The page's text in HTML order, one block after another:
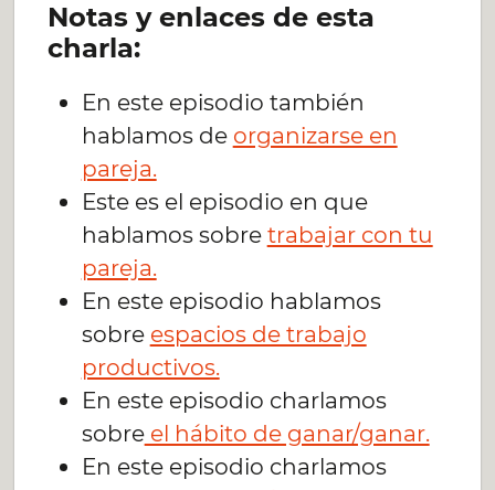
Notas y enlaces de esta
charla:
En este episodio también
hablamos de organizarse en
pareja.
Este es el episodio en que
hablamos sobre trabajar con tu
pareja.
En este episodio hablamos
sobre espacios de trabajo
productivos.
En este episodio charlamos
sobreel hábito de ganar/ganar.
En este episodio charlamos